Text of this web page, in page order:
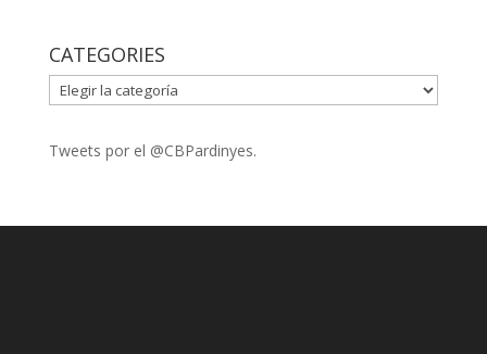
CATEGORIES
CATEGORIES
Tweets por el @CBPardinyes.